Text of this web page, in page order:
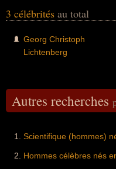
3 célébrités au total
Georg Christoph
Lichtenberg
Autres recherches
Scientifique (hommes)
Hommes célèbres nés